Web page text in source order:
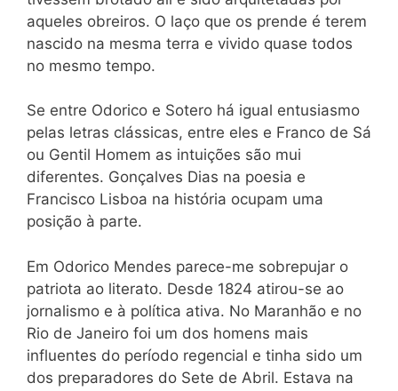
aqueles obreiros. O laço que os prende é terem
nascido na mesma terra e vivido quase todos
no mesmo tempo.
Se entre Odorico e Sotero há igual entusiasmo
pelas letras clássicas, entre eles e Franco de Sá
ou Gentil Homem as intuições são mui
diferentes. Gonçalves Dias na poesia e
Francisco Lisboa na história ocupam uma
posição à parte.
Em Odorico Mendes parece-me sobrepujar o
patriota ao literato. Desde 1824 atirou-se ao
jornalismo e à política ativa. No Maranhão e no
Rio de Janeiro foi um dos homens mais
influentes do período regencial e tinha sido um
dos preparadores do Sete de Abril. Estava na